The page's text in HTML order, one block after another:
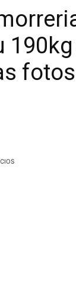
fotos